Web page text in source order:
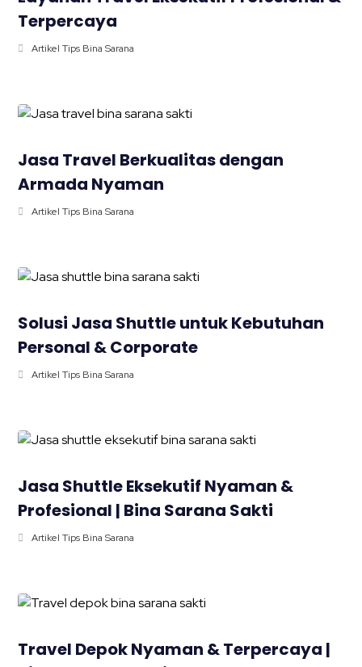
Terpercaya
Artikel Tips Bina Sarana
Jasa Travel Berkualitas dengan
Armada Nyaman
Artikel Tips Bina Sarana
Solusi Jasa Shuttle untuk Kebutuhan
Personal & Corporate
Artikel Tips Bina Sarana
Jasa Shuttle Eksekutif Nyaman &
Profesional | Bina Sarana Sakti
Artikel Tips Bina Sarana
Travel Depok Nyaman & Terpercaya |